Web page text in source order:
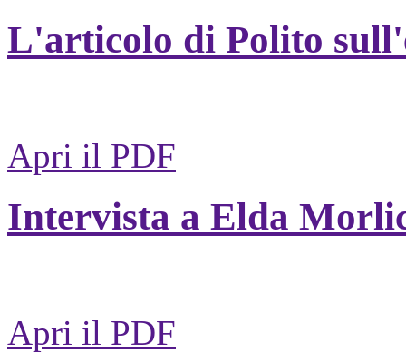
L'articolo di Polito
Apri il PDF
Intervista a Elda
Apri il PDF